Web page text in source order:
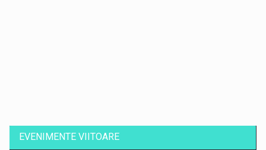
EVENIMENTE VIITOARE